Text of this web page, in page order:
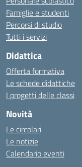
Famiglie e studenti
Percorsi di studio
Tutti i servizi
Didattica
Offerta formativa
Le schede didattiche
I progetti delle classi
Novità
Le circolari
Le notizie
Calendario eventi